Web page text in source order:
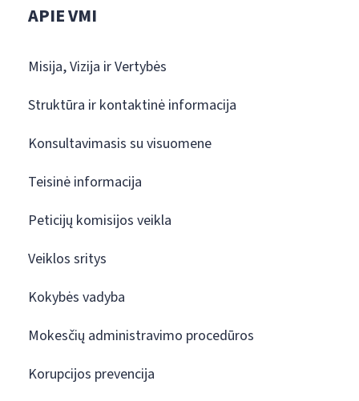
APIE VMI
Misija, Vizija ir Vertybės
Struktūra ir kontaktinė informacija
Konsultavimasis su visuomene
Teisinė informacija
Peticijų komisijos veikla
Veiklos sritys
Kokybės vadyba
Mokesčių administravimo procedūros
Korupcijos prevencija